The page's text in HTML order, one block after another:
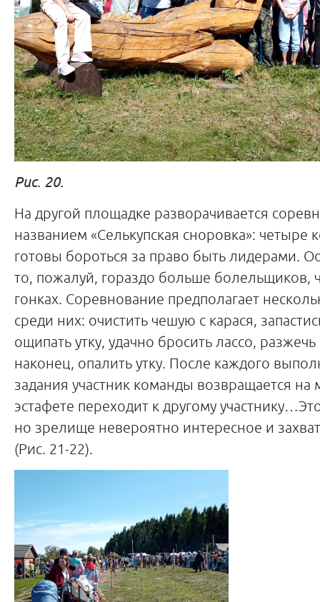
Рис. 20.
На другой площадке разворачивается
названием «Селькупская сноровка»: четыре
готовы бороться за право быть лидерами.
то, пожалуй, гораздо больше болельщиков,
гонках. Соревнование предполагает
среди них: очистить чешую с карася,
ощипать утку, удачно бросить лассо, разжечь
наконец, опалить утку. После каждого
задания участник команды возвращается на
эстафете переходит к другому
но зрелище невероятно интересное и
(Рис. 21-22).